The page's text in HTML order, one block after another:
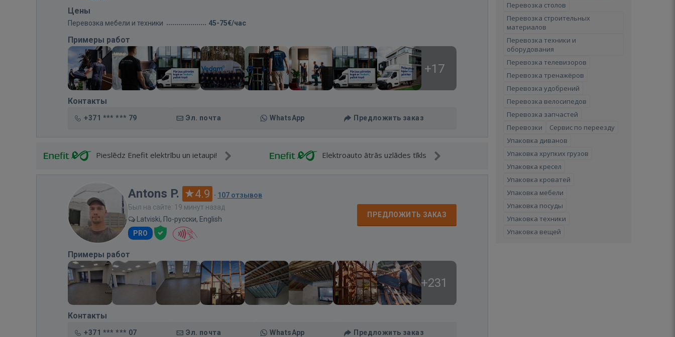
Цены
Перевозка мебели и техники 45-75€/час
Примеры работ
+17
Контакты
+371 *** *** 79 Эл. почта WhatsApp Предложить заказ
Pieslēdz Enefit elektrību un ietaupi! Elektroauto ātrās uzlādes tīkls
Antons P. 4.9 · 107 отзывов
Был на сайте: 19 минут назад
Latviski, По-русски, English
PRO
ПРЕДЛОЖИТЬ ЗАКАЗ
Примеры работ
+231
Контакты
+371 *** *** 07 Эл. почта WhatsApp Предложить заказ
Перевозка столов
Перевозка строительных
материалов
Перевозка техники и
оборудования
Перевозка телевизоров
Перевозка тренажёров
Перевозка удобрений
Перевозка велосипедов
Перевозка запчастей
Перевозки
Сервис по переезду
Упаковка диванов
Упаковка хрупких грузов
Упаковка кресел
Упаковка кроватей
Упаковка мебели
Упаковка посуды
Упаковка техники
Упаковка вещей